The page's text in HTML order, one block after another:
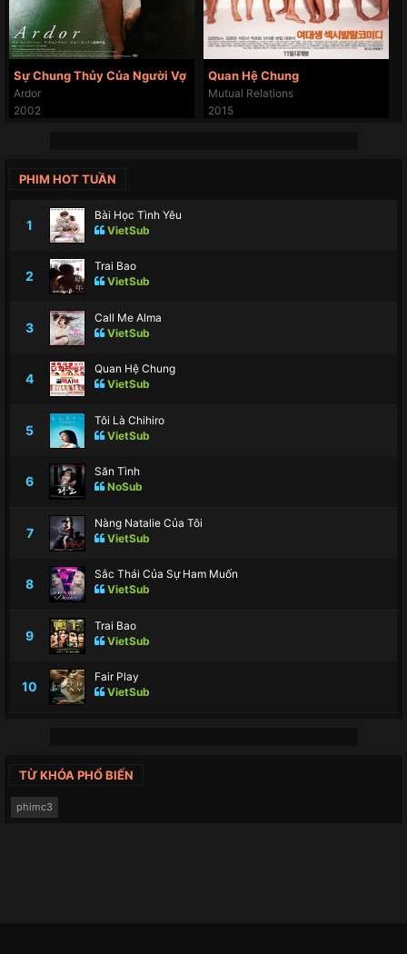
Sự Chung Thủy Của Người Vợ
Ardor
2002
Quan Hệ Chung
Mutual Relations
2015
PHIM HOT TUẦN
1
Bài Học Tình Yêu
VietSub
2
Trai Bao
VietSub
3
Call Me Alma
VietSub
4
Quan Hệ Chung
VietSub
5
Tôi Là Chihiro
VietSub
6
Săn Tình
NoSub
7
Nàng Natalie Của Tôi
VietSub
8
Sắc Thái Của Sự Ham Muốn
VietSub
9
Trai Bao
VietSub
10
Fair Play
VietSub
TỪ KHÓA PHỔ BIẾN
phimc3